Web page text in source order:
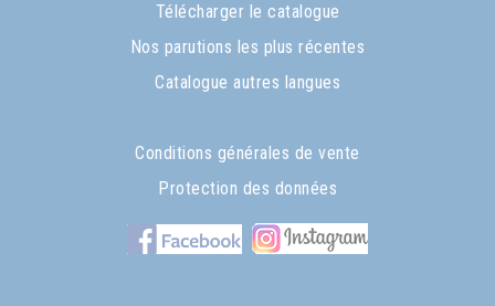
Télécharger le catalogue
Nos parutions les plus récentes
Catalogue autres langues
Conditions générales de vente
Protection des données